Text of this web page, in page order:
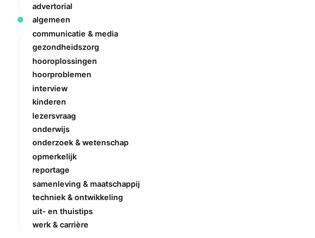
advertorial
algemeen
communicatie & media
gezondheidszorg
hooroplossingen
hoorproblemen
interview
kinderen
lezersvraag
onderwijs
onderzoek & wetenschap
opmerkelijk
reportage
samenleving & maatschappij
techniek & ontwikkeling
uit- en thuistips
werk & carrière